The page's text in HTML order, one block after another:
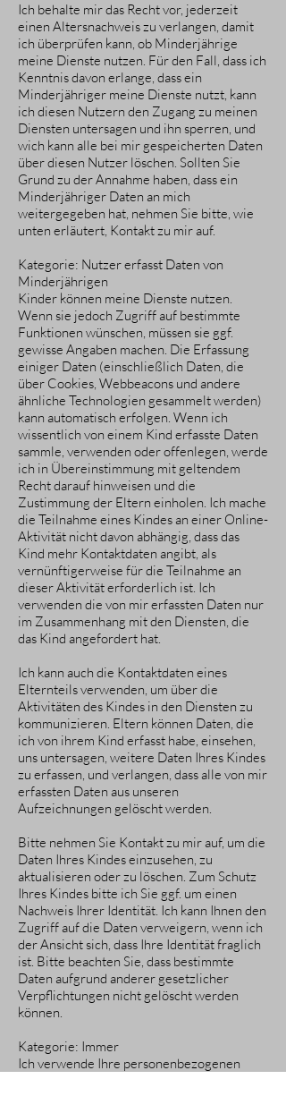
Ich behalte mir das Recht vor, jederzeit
einen Altersnachweis zu verlangen, damit
ich überprüfen kann, ob Minderjährige
meine Dienste nutzen. Für den Fall, dass ich
Kenntnis davon erlange, dass ein
Minderjähriger meine Dienste nutzt, kann
ich diesen Nutzern den Zugang zu meinen
Diensten untersagen und ihn sperren, und
wich kann alle bei mir gespeicherten Daten
über diesen Nutzer löschen. Sollten Sie
Grund zu der Annahme haben, dass ein
Minderjähriger Daten an mich
weitergegeben hat, nehmen Sie bitte, wie
unten erläutert, Kontakt zu mir auf.
Kategorie: Nutzer erfasst Daten von
Minderjährigen
Kinder können meine Dienste nutzen.
Wenn sie jedoch Zugriff auf bestimmte
Funktionen wünschen, müssen sie ggf.
gewisse Angaben machen. Die Erfassung
einiger Daten (einschließlich Daten, die
über Cookies, Webbeacons und andere
ähnliche Technologien gesammelt werden)
kann automatisch erfolgen. Wenn ich
wissentlich von einem Kind erfasste Daten
sammle, verwenden oder offenlegen, werde
ich in Übereinstimmung mit geltendem
Recht darauf hinweisen und die
Zustimmung der Eltern einholen. Ich mache
die Teilnahme eines Kindes an einer Online-
Aktivität nicht davon abhängig, dass das
Kind mehr Kontaktdaten angibt, als
vernünftigerweise für die Teilnahme an
dieser Aktivität erforderlich ist. Ich
verwenden die von mir erfassten Daten nur
im Zusammenhang mit den Diensten, die
das Kind angefordert hat.
Ich kann auch die Kontaktdaten eines
Elternteils verwenden, um über die
Aktivitäten des Kindes in den Diensten zu
kommunizieren. Eltern können Daten, die
ich von ihrem Kind erfasst habe, einsehen,
uns untersagen, weitere Daten Ihres Kindes
zu erfassen, und verlangen, dass alle von mir
erfassten Daten aus unseren
Aufzeichnungen gelöscht werden.
Bitte nehmen Sie Kontakt zu mir auf, um die
Daten Ihres Kindes einzusehen, zu
aktualisieren oder zu löschen. Zum Schutz
Ihres Kindes bitte ich Sie ggf. um einen
Nachweis Ihrer Identität. Ich kann Ihnen den
Zugriff auf die Daten verweigern, wenn ich
der Ansicht sich, dass Ihre Identität fraglich
ist. Bitte beachten Sie, dass bestimmte
Daten aufgrund anderer gesetzlicher
Verpflichtungen nicht gelöscht werden
können.
Kategorie: Immer
Ich verwende Ihre personenbezogenen